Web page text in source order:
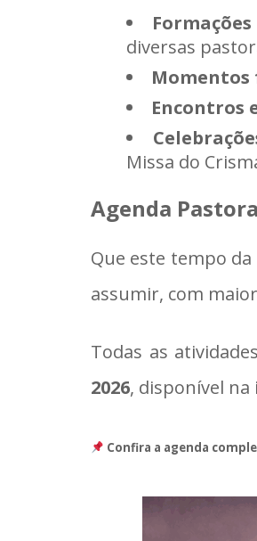
diversas
Encontros
Missa do
Agenda
Que este tempo
assumir, com
Todas as
2026, disponível na
Confira a agenda